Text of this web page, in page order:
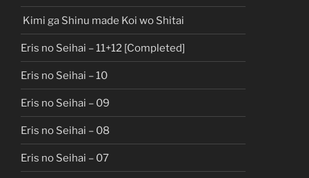
Kimi ga Shinu made Koi wo Shitai
Eris no Seihai – 11+12 [Completed]
Eris no Seihai – 10
Eris no Seihai – 09
Eris no Seihai – 08
Eris no Seihai – 07